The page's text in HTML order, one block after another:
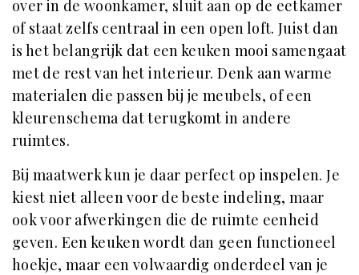
over in de woonkamer, sluit aan op de eetkamer
of staat zelfs centraal in een open loft. Juist dan
is het belangrijk dat een keuken mooi samengaat
met de rest van het interieur. Denk aan warme
materialen die passen bij je meubels, of een
kleurenschema dat terugkomt in andere
ruimtes.
Bij maatwerk kun je daar perfect op inspelen. Je
kiest niet alleen voor de beste indeling, maar
ook voor afwerkingen die de ruimte eenheid
geven. Een keuken wordt dan geen functioneel
hoekje, maar een volwaardig onderdeel van je